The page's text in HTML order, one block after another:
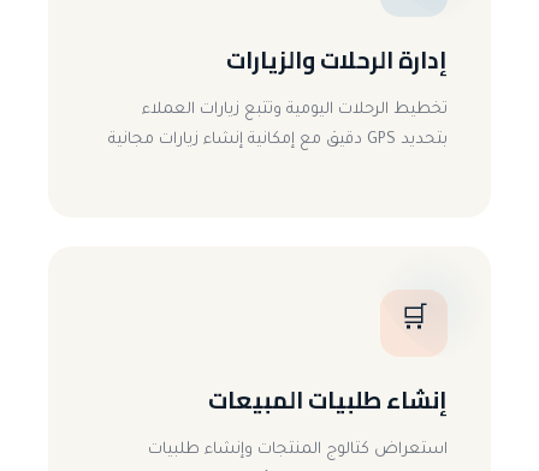
إدارة الرحلات والزيارات
تخطيط الرحلات اليومية وتتبع زيارات العملاء
بتحديد GPS دقيق مع إمكانية إنشاء زيارات مجانية
🛒
إنشاء طلبيات المبيعات
استعراض كتالوج المنتجات وإنشاء طلبيات